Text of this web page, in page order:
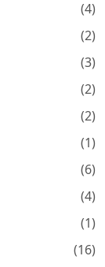
(4)
(2)
(3)
(2)
(2)
(1)
(6)
(4)
(1)
(16)